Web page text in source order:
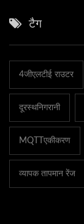
टैग
4जीएलटीई राउटर
दूरस्थनिगरानी
MQTTएकीकरण
व्यापक तापमान रेंज